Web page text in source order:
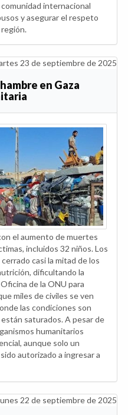
internacional
y asegurar el respeto
23 de septiembre de 2025
en Gaza
el aumento de muertes
incluidos 32 niños. Los
casi la mitad de los
dificultando la
de la ONU para
miles de civiles se ven
las condiciones son
saturados. A pesar de
humanitarios
aunque solo un
autorizado a ingresar a
22 de septiembre de 2025